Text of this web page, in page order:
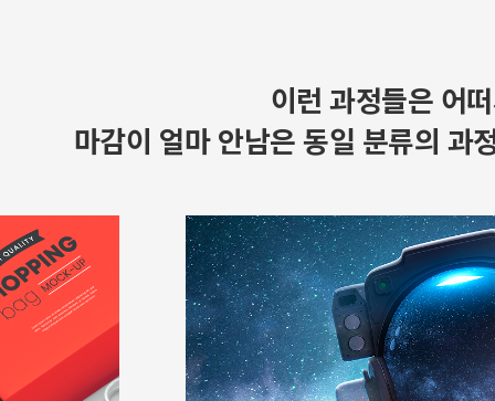
이런 과정들은 어
마감이 얼마 안남은 동일 분류의 과